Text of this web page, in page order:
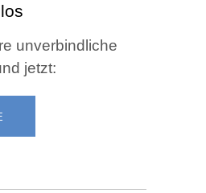
unver­bind­li­che
jetzt: